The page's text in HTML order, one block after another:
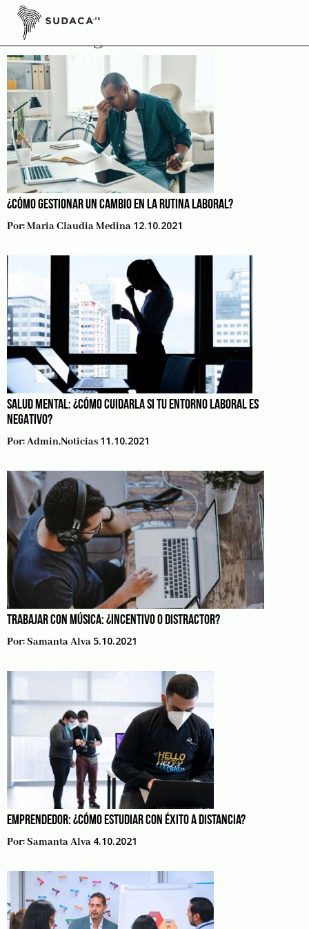
Skip
contentCoaching
¿CÓMO GESTIONAR UN CAMBIO EN LA RUTINA LABORAL?
Por:Maria Claudia Medina 12.10.2021
SALUD MENTAL: ¿CÓMO CUIDARLA SI TU ENTORNO LABORAL ES
NEGATIVO?
Por:Admin.noticias 11.10.2021
TRABAJAR CON MÚSICA: ¿INCENTIVO O DISTRACTOR?
Por:Samanta Alva 5.10.2021
EMPRENDEDOR: ¿CÓMO ESTUDIAR CON ÉXITO A DISTANCIA?
Por:Samanta Alva 4.10.2021